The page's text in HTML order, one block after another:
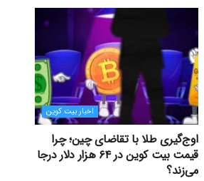
اخبار بیت کوین
اوج‌گیری طلا با تقاضای چین؛ چرا
قیمت بیت کوین در ۶۴ هزار دلار درجا
می‌زند؟